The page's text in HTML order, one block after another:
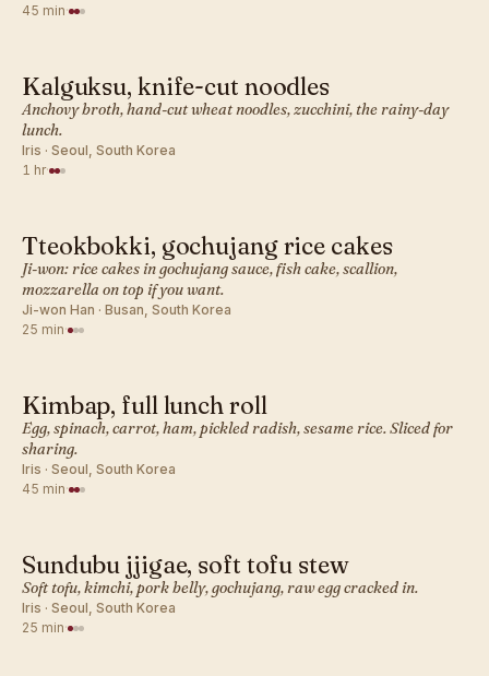
45 min·
KOREAN · LUNCH
Kalguksu, knife-cut noodles
Anchovy broth, hand-cut wheat noodles, zucchini, the rainy-day
lunch.
Iris · Seoul, South Korea
1 hr·
KOREAN · LUNCH
Tteokbokki, gochujang rice cakes
Ji-won: rice cakes in gochujang sauce, fish cake, scallion,
mozzarella on top if you want.
Ji-won Han · Busan, South Korea
25 min·
KOREAN · LUNCH
Kimbap, full lunch roll
Egg, spinach, carrot, ham, pickled radish, sesame rice. Sliced for
sharing.
Iris · Seoul, South Korea
45 min·
KOREAN · LUNCH
Sundubu jjigae, soft tofu stew
Soft tofu, kimchi, pork belly, gochujang, raw egg cracked in.
Iris · Seoul, South Korea
25 min·